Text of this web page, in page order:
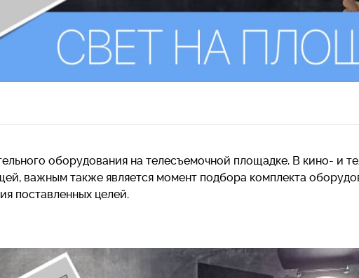
оборудования на телесъемочной площадке. В кинo- и
важным также является момент подбора комплекта
поставленных целей.